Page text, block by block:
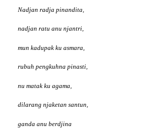
Nadjan radja pinandita,
nadjan ratu anu njantri,
mun kadupak ku asmara,
rubuh pengkuhna pinasti,
nu matak ku agama,
dilarang njaketan santun,
ganda anu berdjina